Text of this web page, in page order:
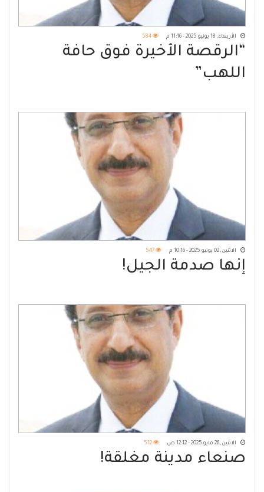
الأربعاء, 18 يونيو 2025 - 11:16 م 584
“الرقصة الأخيرة فوق حافة
اللهب”
الاثنين, 02 يونيو 2025 - 10:16 م 547
إنها صدمة الجيل!
الاثنين, 26 مايو 2025 - 12:12 ص 512
صنعاء مدينة مغلقة!